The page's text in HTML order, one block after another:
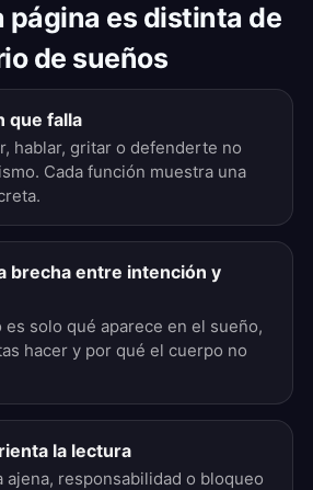
página es distinta de
de sueños
que falla
hablar, gritar o defenderte no
Cada función muestra una
brecha entre intención y
es solo qué aparece en el sueño,
hacer y por qué el cuerpo no
la lectura
ajena, responsabilidad o bloqueo